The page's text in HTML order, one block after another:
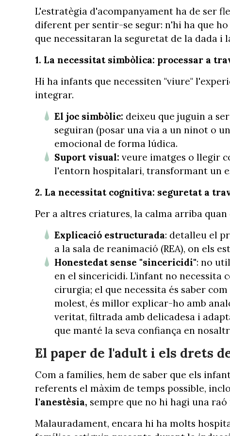
L'estratègia d'acompanyament ha de ser
diferent per sentir-se segur: n'hi ha que
que necessitaran la seguretat de la dada i
1. La necessitat simbòlica: processar a
Hi ha infants que necessiten "viure"
integrar.
El joc simbòlic: deixeu que juguin a
seguiran (posar una via a un ninot o
emocional de forma lúdica.
Suport visual: veure imatges o llegir
l'entorn hospitalari, transformant un
2. La necessitat cognitiva: seguretat a
Per a altres criatures, la calma arriba quan
Explicació estructurada: detalleu el
a la sala de reanimació (REA), on els
Honestedat sense "sincericidi": no
en el sincericidi. L’infant no
cirurgia; el que necessita és saber
molest, és millor explicar-ho amb
veritat, filtrada amb delicadesa i
que manté la seva confiança en
El paper de l'adult i els drets
Com a famílies, hem de saber que els
referents el màxim de temps possible,
l'anestèsia, sempre que no hi hagi una
Malauradament, encara hi ha molts